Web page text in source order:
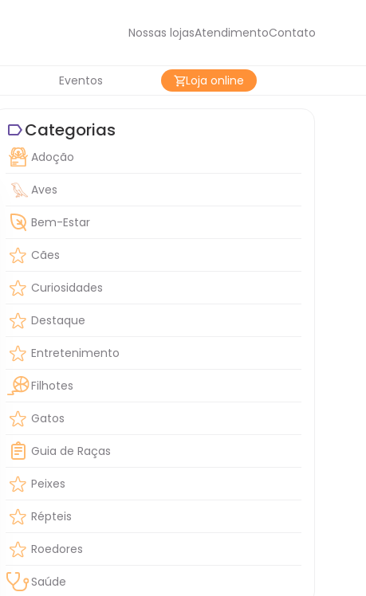
Nossas lojasAtendimentoContato
Eventos Loja online
Categorias
Adoção
Aves
Bem-Estar
Cães
Curiosidades
Destaque
Entretenimento
Filhotes
Gatos
Guia de Raças
Peixes
Répteis
Roedores
Saúde